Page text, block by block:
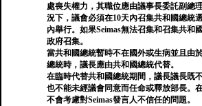
處喪失權力，其職位應由議事長委託副總
況下，議會必須在10天內召集共和國總統
內舉行。如果Seimas無法召集和召集共和
政府召集。
當共和國總統暫時不在國外或生病並且由
總統時，議長應由共和國總統代替。
在臨時代替共和國總統期間，議長議長既
也不能未經議會同意而任命或釋放部長。
不會考慮對Seimas發言人不信任的問題。